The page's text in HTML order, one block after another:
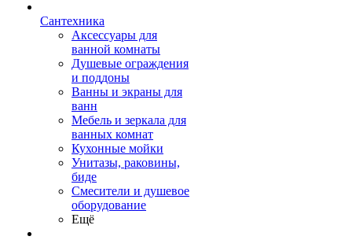
Сантехника
Аксессуары для
ванной комнаты
Душевые ограждения
и поддоны
Ванны и экраны для
ванн
Мебель и зеркала для
ванных комнат
Кухонные мойки
Унитазы, раковины,
биде
Смесители и душевое
оборудование
Ещё